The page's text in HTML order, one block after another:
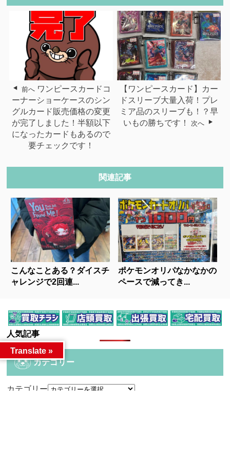
前へ ワンピースカードコ
ーナーショーケースのシン
グルカード販売価格の変更
が完了しました！半額以下
になったカードもあるので
要チェックです！
【ワンピースカード】カー
ドスリーブ大量入荷！プレ
ミア品のスリーブも！？早
いもの勝ちです！
次へ
関連記事
こんなことある？ダイスチ
ャレンジで2回連...
ポケモンオリパなかなかの
ペースで減ってき...
人気記事
カテゴリー
カテゴリー
Translate »